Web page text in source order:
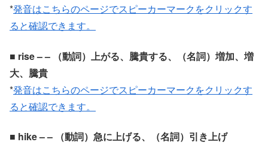
*発音はこちらのページでスピーカーマークをクリックす
ると確認できます。
■ rise – – （動詞）上がる、騰貴する、（名詞）増加、増
大、騰貴
*発音はこちらのページでスピーカーマークをクリックす
ると確認できます。
■ hike – – （動詞）急に上げる、（名詞）引き上げ